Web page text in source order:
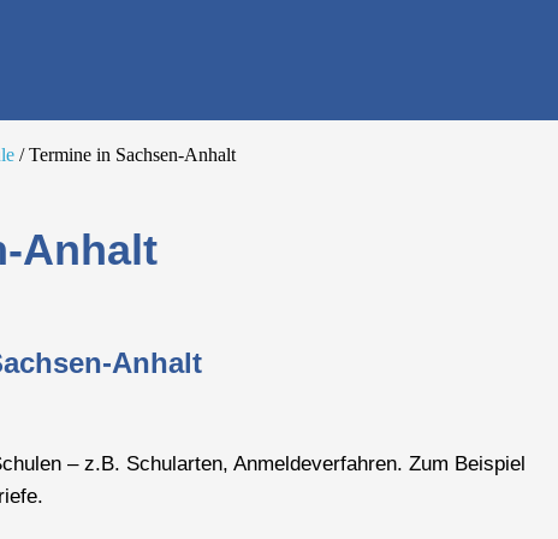
finden - dein Infoportal zur
/Termine in Sachsen-Anhalt
Anhalt
Anhalt
– z.B. Schularten, Anmeldeverfahren. Zum Beispiel